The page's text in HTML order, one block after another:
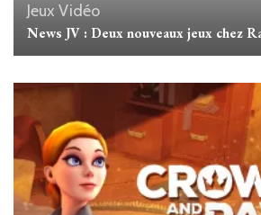
Jeux Vidéo
News JV : Deux nouveaux jeux chez